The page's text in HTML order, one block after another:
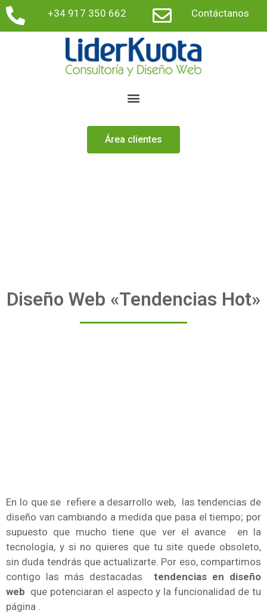
+34 917 350 662 Contáctanos
Área clientes
Diseño Web «Tendencias Hot»
En lo que se refiere a desarrollo web, las tendencias de
diseño van cambiando a medida que pasa el tiempo; por
supuesto que mucho tiene que ver el avance en la
tecnología, y si no quieres que tu site quede obsoleto,
sin duda tendrás que actualizarte. Por eso, compartimos
contigo las más destacadas tendencias en diseño
web que potenciaran el aspecto y la funcionalidad de tu
página .